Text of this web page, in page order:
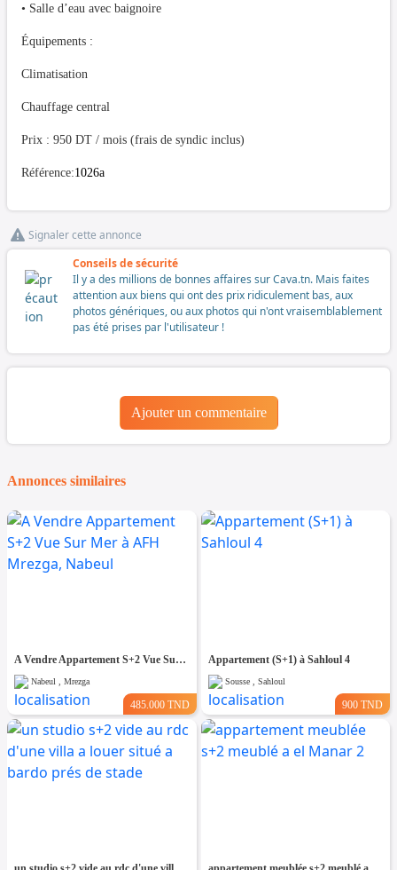
• Salle d’eau avec baignoire
Équipements :
Climatisation
Chauffage central
Prix : 950 DT / mois (frais de syndic inclus)
Référence:1026a
Signaler cette annonce
Conseils de sécurité
Il y a des millions de bonnes affaires sur Cava.tn. Mais faites
attention aux biens qui ont des prix ridiculement bas, aux
photos génériques, ou aux photos qui n'ont vraisemblablement
pas été prises par l'utilisateur !
Ajouter un commentaire
Annonces similaires
A Vendre Appartement S+2 Vue Sur Mer à AFH Mrezga, Nabeul
Nabeul , Mrezga
485.000 TND
Appartement (S+1) à Sahloul 4
Sousse , Sahloul
900 TND